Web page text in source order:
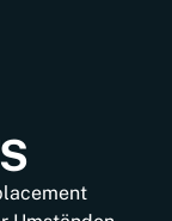
eine
Wir
Strategien
Training
der